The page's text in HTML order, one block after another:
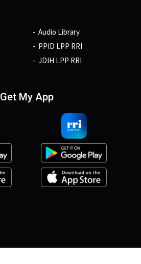
Audio Library
PPID LPP RRI
JDIH LPP RRI
Get My App